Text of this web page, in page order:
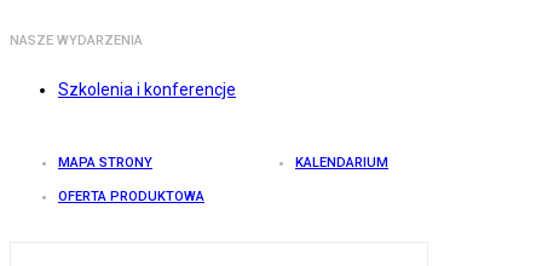
NASZE WYDARZENIA
Szkolenia i konferencje
MAPA STRONY KALENDARIUM
OFERTA PRODUKTOWA